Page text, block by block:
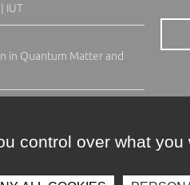
IUT
in Quantum Matter and
control over what you